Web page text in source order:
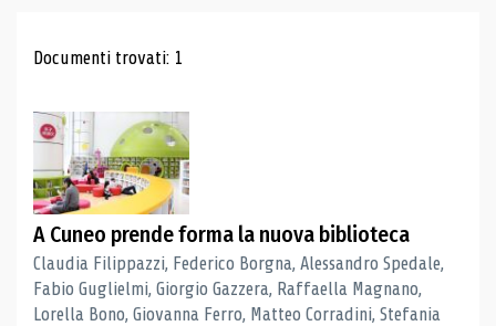
Risultati di ricerca
Documenti trovati: 1
A Cuneo prende forma la nuova biblioteca
Claudia Filippazzi, Federico Borgna, Alessandro Spedale,
Fabio Guglielmi, Giorgio Gazzera, Raffaella Magnano,
Lorella Bono, Giovanna Ferro, Matteo Corradini, Stefania